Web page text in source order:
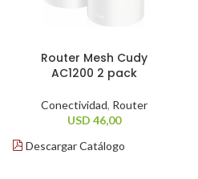
Router Mesh Cudy
AC1200 2 pack
Conectividad, Router
USD 46,00
Descargar Catálogo